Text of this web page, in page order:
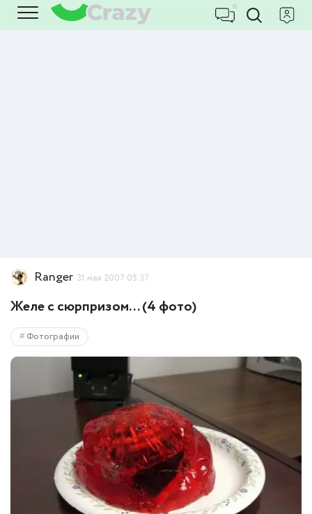
Ranger 31 мая 2007 05:37
Желе с сюрпризом... (4 фото)
Фотографии